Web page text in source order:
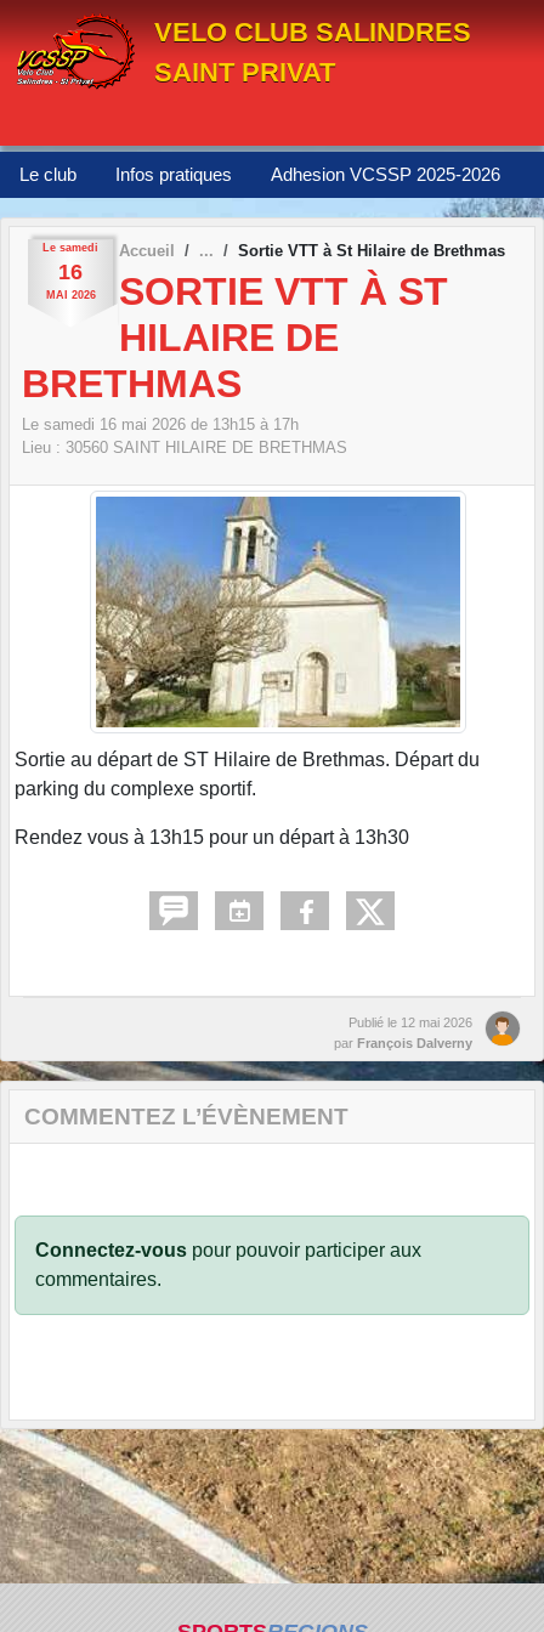
VELO CLUB SALINDRES
SAINT PRIVAT
Le club Infos pratiques Adhesion VCSSP 2025-2026
Le samedi
16
MAI 2026
Accueil Sortie VTT à St Hilaire de Brethmas
SORTIE VTT À ST
HILAIRE DE
BRETHMAS
Le samedi 16 mai 2026 de 13h15 à 17h
Lieu : 30560 SAINT HILAIRE DE BRETHMAS
Sortie au départ de ST Hilaire de Brethmas. Départ du
parking du complexe sportif.
Rendez vous à 13h15 pour un départ à 13h30
Publié le 12 mai 2026
par François Dalverny
COMMENTEZ L’ÉVÈNEMENT
Connectez-vous pour pouvoir participer aux
commentaires.
Panneau de gestion des cookies